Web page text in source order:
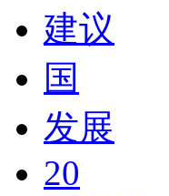
建议
国
发展
20